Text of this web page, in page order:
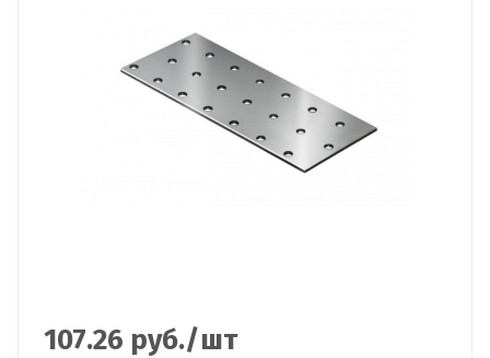
107.26 руб./шт